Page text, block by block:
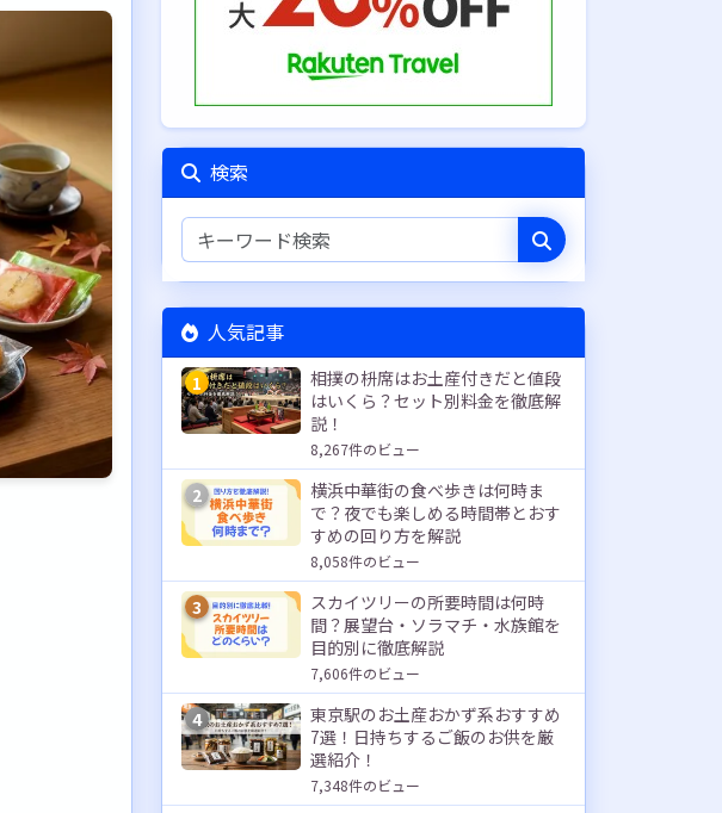
検索
人気記事
1
相撲の枡席はお土産付きだと値段
はいくら？セット別料金を徹底解
説！
8,267件のビュー
2
横浜中華街の食べ歩きは何時ま
で？夜でも楽しめる時間帯とおす
すめの回り方を解説
8,058件のビュー
3
スカイツリーの所要時間は何時
間？展望台・ソラマチ・水族館を
目的別に徹底解説
7,606件のビュー
4
東京駅のお土産おかず系おすすめ
7選！日持ちするご飯のお供を厳
選紹介！
7,348件のビュー